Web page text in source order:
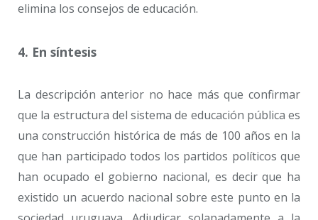
elimina los consejos de educación.
4. En síntesis
La descripción anterior no hace más que confirmar
que la estructura del sistema de educación pública es
una construcción histórica de más de 100 años en la
que han participado todos los partidos políticos que
han ocupado el gobierno nacional, es decir que ha
existido un acuerdo nacional sobre este punto en la